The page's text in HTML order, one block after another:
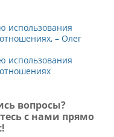
использования
– Олег
использования
вопросы?
с нами прямо